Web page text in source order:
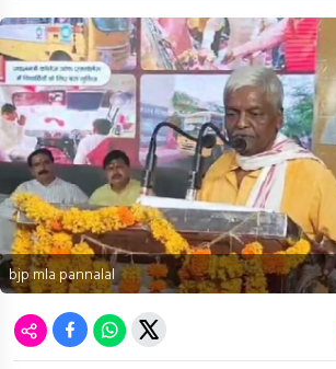
bjp mla pannalal